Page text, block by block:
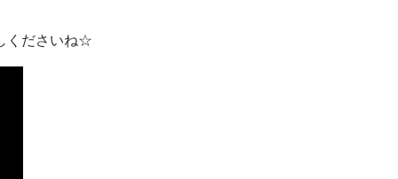
くださいね☆